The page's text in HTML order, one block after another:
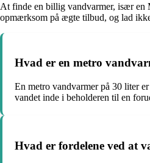
At finde en billig vandvarmer, især en
opmærksom på ægte tilbud, og lad
Hvad er en metro
En metro vandvarmer på 30 liter
vandet inde i beholderen til en
Hvad er fordelene ved at